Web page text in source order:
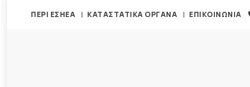
ΠΕΡΙ ΕΣΗΕΑ ΚΑΤΑΣΤΑΤΙΚΑ ΟΡΓΑΝΑ ΕΠΙΚΟΙΝΩΝΙΑ